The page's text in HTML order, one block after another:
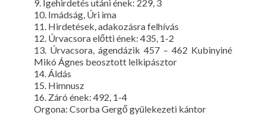
9. Igehirdetés utáni ének: 229, 3
10. Imádság, Úri ima
11. Hirdetések, adakozásra felhívás
12. Úrvacsora előtti ének: 435, 1-2
13. Úrvacsora, ágendázik 457 – 462 Kubinyiné
Mikó Ágnes beosztott lelkipásztor
14. Áldás
15. Himnusz
16. Záró ének: 492, 1-4
Orgona: Csorba Gergő gyülekezeti kántor